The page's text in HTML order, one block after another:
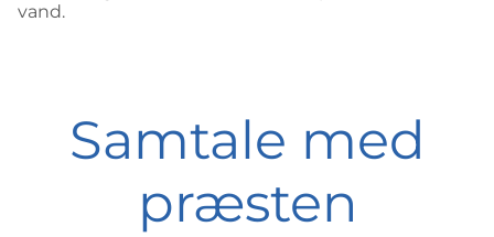
vand.
Samtale med
præsten